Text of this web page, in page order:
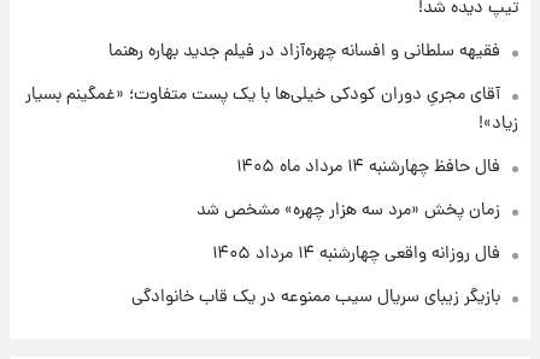
۲۳ ساعت پیش
۱۴۰۵/کاهش قیمت طلا و سکه
تیپ دیده شد!
فقیهه سلطانی و افسانه چهره‌آزاد در فیلم جدید بهاره رهنما
آقای مجریِ دوران کودکی خیلی‌ها با یک پست متفاوت؛ «غمگینم بسیار
زیاد»!
فال حافظ چهارشنبه ۱۴ مرداد ماه ۱۴۰۵
زمان پخش «مرد سه هزار چهره» مشخص شد
فال روزانه واقعی چهارشنبه ۱۴ مرداد ۱۴۰۵
بازیگر زیبای سریال سیب ممنوعه در یک قاب خانوادگی